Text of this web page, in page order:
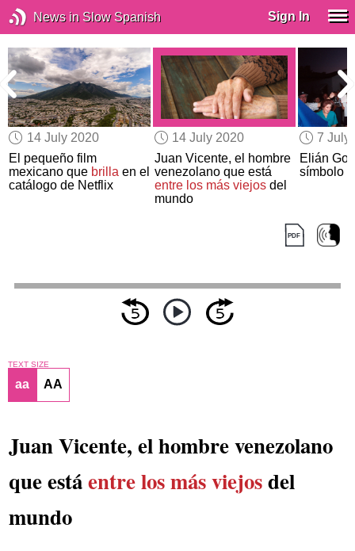
News in Slow Spanish Sign In
14 July 2020
El pequeño film
mexicano que brilla en el
catálogo de Netflix
14 July 2020
Juan Vicente, el hombre
venezolano que está
entre los más viejosdel
mundo
7 July
Elián
símbolo
TEXT SIZE
aa AA
Juan Vicente, el hombre venezolano
que estáentre los más viejosdel
mundo